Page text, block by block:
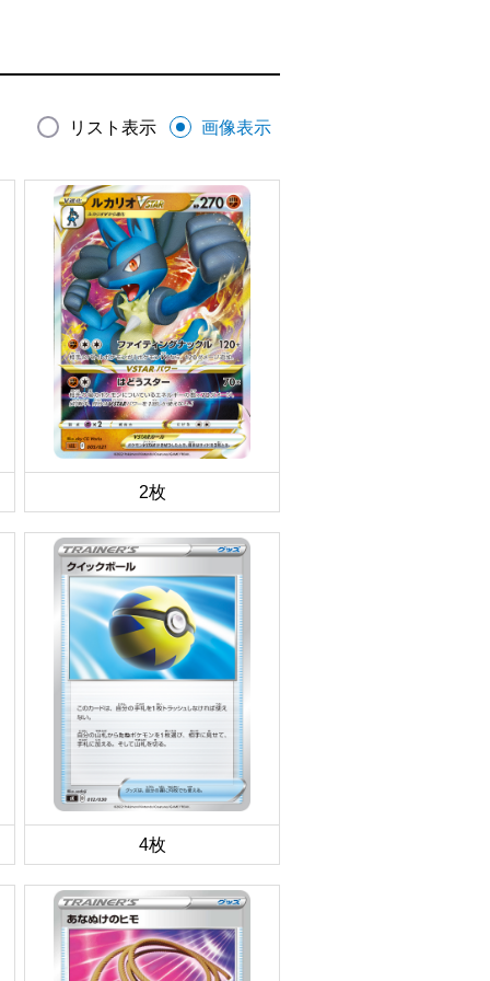
リスト表示 画像表示
2枚
4枚